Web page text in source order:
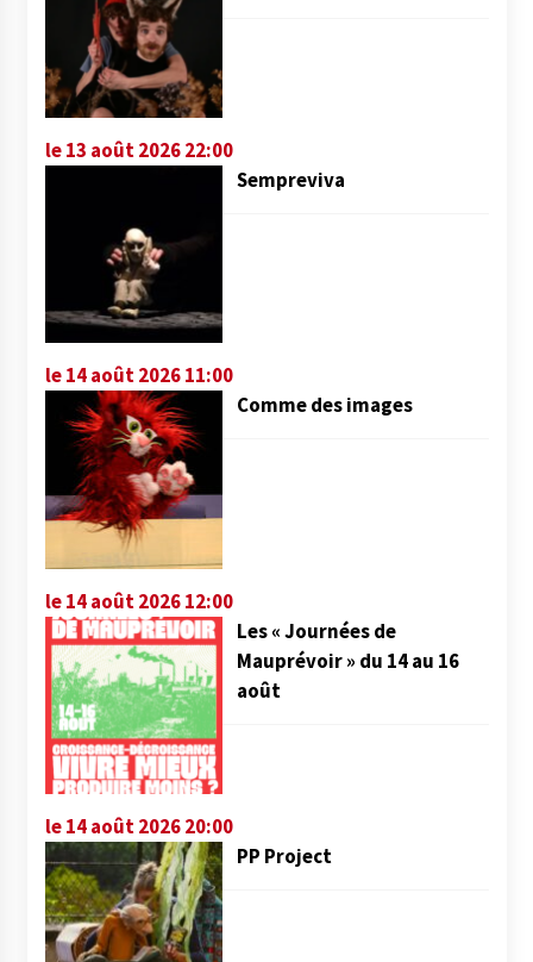
le 13 août 2026 22:00
Sempreviva
le 14 août 2026 11:00
Comme des images
le 14 août 2026 12:00
Les « Journées de
Mauprévoir » du 14 au 16
août
le 14 août 2026 20:00
PP Project